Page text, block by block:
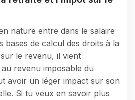
nature entre dans le salaire
bases de calcul des droits à la
le revenu, il vient
au revenu imposable du
avoir un léger impact sur son
Si tu veux en savoir plus